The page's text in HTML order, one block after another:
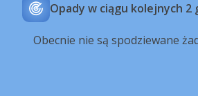
Opady w ciągu kolejnych 2
Obecnie nie są spodziewane